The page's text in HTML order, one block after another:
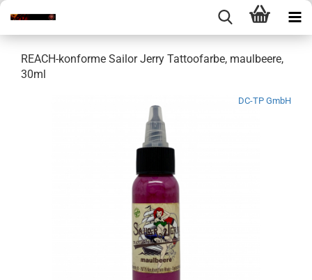
REACH-konforme Sailor Jerry Tattoofarbe, maulbeere,
30ml
DC-TP GmbH